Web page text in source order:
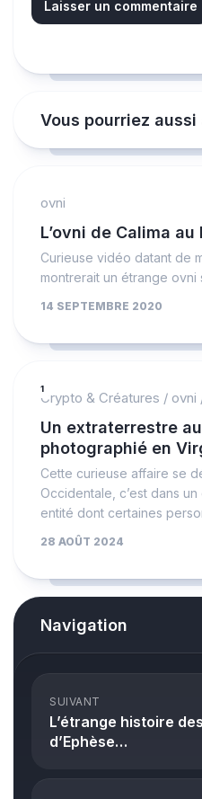
Vous pourriez aussi
ovni
L’ovni de Calima
Curieuse vidéo datant de
montrerait un étrange
14 SEPTEMBRE 2020
1
Crypto & Créatures / ovni
Un extraterrestre
photographié en
Cette curieuse affaire se
Occidentale, c’est dans
entité dont certaines
28 AOÛT 2024
Navigation
SUIVANT
L’étrange histoire
d’Ephèse…